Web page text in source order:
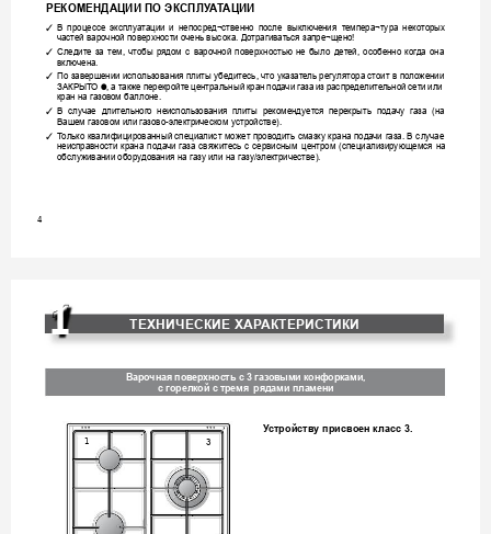
4
РЕКОМЕНДАЦИИ ПО ЭКСПЛУАТАЦИИ
✓ В процессе эксплуатации и непосред¬ственно после выключения темпера¬тура некоторых
частей варочной поверхности очень высока. Дотрагиваться запре¬щено!
✓ Следите за тем, чтобы рядом с варочной поверхностью не было детей, особенно когда она
включена.
✓ По завершении использования плиты убедитесь, что указатель регулятора стоит в положении
ЗАКРЫТО ●, а также перекройте центральный кран подачи газа из распределительной сети или
кран на газовом баллоне.
✓ В случае длительного неиспользования плиты рекомендуется перекрыть подачу газа
(на
Вашем газовом или газово-электрическом устройстве).
✓ Только квалифицированный специалист может проводить смазку крана подачи газа. В случае
неисправности крана подачи газа свяжитесь с сервисным центром (специализирующемся
на
обслуживании оборудования на газу или на газу/электричестве).
ТЕХНИЧЕСКИЕ ХАРАКТЕРИСТИКИ
1
Варочная поверхность с 3 газовыми конфорками,
с горелкой с тремя  рядами пламени
Устройству присвоен класс 3.
1 3